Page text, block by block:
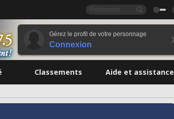
Gérez le profil de votre personnage
Connexion
Classements Aide et assistance